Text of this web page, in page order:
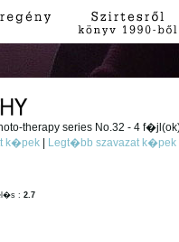
therapy series No.32 - 4
k�pek
Legt�bb szavazat k�pek
:2.7